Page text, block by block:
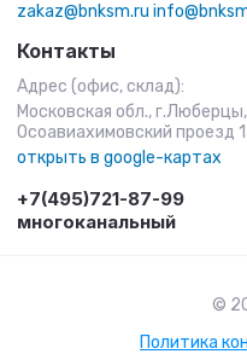
zakaz@bnksm.ru
Контакты
Адрес (офис, склад):
Московская обл.,
Осоавиахимовский проезд
открыть в google-картах
+7(495)721-87-99
многоканальный
©
Политика